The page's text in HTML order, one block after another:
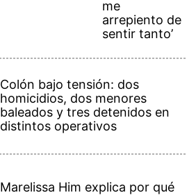
me
arrepiento de
sentir tanto’
Colón bajo tensión: dos
homicidios, dos menores
baleados y tres detenidos en
distintos operativos
Marelissa Him explica por qué